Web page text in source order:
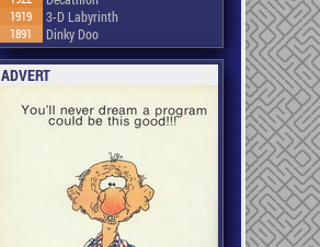
1919 3-D Labyrinth
1891 Dinky Doo
ADVERT